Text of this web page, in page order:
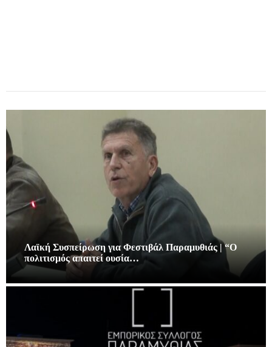
Λαϊκή Συσπείρωση για Φεστιβάλ Παραμυθιάς | “Ο
πολιτισμός απαιτεί ουσία…